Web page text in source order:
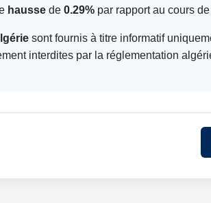
hausse de 0.29% par rapport au cours
sont fournis à titre informatif
interdites par la réglementation